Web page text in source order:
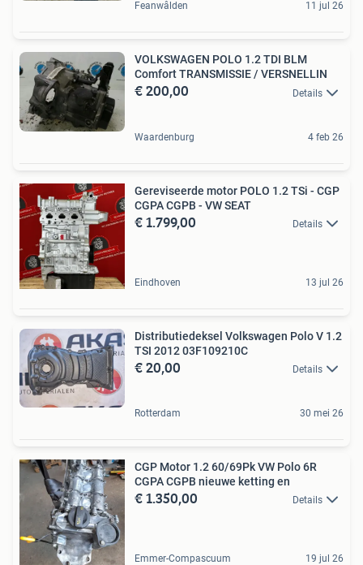
Feanwâlden 11 jul 26
VOLKSWAGEN POLO 1.2 TDI BLM
Comfort TRANSMISSIE / VERSNELLIN
€ 200,00 Details
Waardenburg 4 feb 26
Gereviseerde motor POLO 1.2 TSi - CGP
CGPA CGPB - VW SEAT
€ 1.799,00 Details
Eindhoven 13 jul 26
Distributiedeksel Volkswagen Polo V 1.2
TSI 2012 03F109210C
€ 20,00 Details
Rotterdam 30 mei 26
CGP Motor 1.2 60/69Pk VW Polo 6R
CGPA CGPB nieuwe ketting en
€ 1.350,00 Details
Emmer-Compascuum 19 jul 26